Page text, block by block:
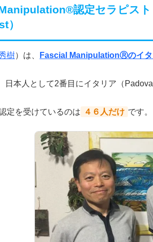
認定セラピス
）
樹）は、 Fascial ManipulationⓇのイタ
日本人として2番目にイタリア（
定を受けているのは ４６人だけ です。